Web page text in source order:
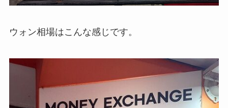
ウォン相場はこんな感じです。